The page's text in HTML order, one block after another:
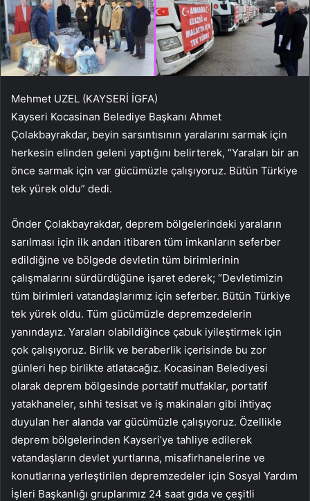
Mehmet UZEL (KAYSERİ İGFA)
Kayseri Kocasinan Belediye Başkanı Ahmet
Çolakbayrakdar, beyin sarsıntısının yaralarını sarmak için
herkesin elinden geleni yaptığını belirterek, “Yaraları bir an
önce sarmak için var gücümüzle çalışıyoruz. Bütün Türkiye
tek yürek oldu” dedi.
Önder Çolakbayrakdar, deprem bölgelerindeki yaraların
sarılması için ilk andan itibaren tüm imkanların seferber
edildiğine ve bölgede devletin tüm birimlerinin
çalışmalarını sürdürdüğüne işaret ederek; “Devletimizin
tüm birimleri vatandaşlarımız için seferber. Bütün Türkiye
tek yürek oldu. Tüm gücümüzle depremzedelerin
yanındayız. Yaraları olabildiğince çabuk iyileştirmek için
çok çalışıyoruz. Birlik ve beraberlik içerisinde bu zor
günleri hep birlikte atlatacağız. Kocasinan Belediyesi
olarak deprem bölgesinde portatif mutfaklar, portatif
yatakhaneler, sıhhi tesisat ve iş makinaları gibi ihtiyaç
duyulan her alanda var gücümüzle çalışıyoruz. Özellikle
deprem bölgelerinden Kayseri’ye tahliye edilerek
vatandaşların devlet yurtlarına, misafirhanelerine ve
konutlarına yerleştirilen depremzedeler için Sosyal Yardım
İşleri Başkanlığı gruplarımız 24 saat gıda ve çeşitli